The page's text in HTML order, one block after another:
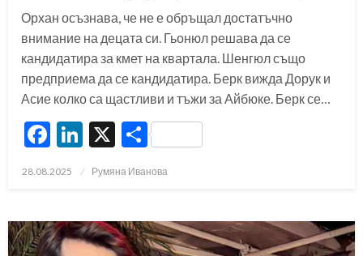
Орхан осъзнава, че не е обръщал достатъчно
внимание на децата си. Гьонюл решава да се
кандидатира за кмет на квартала. Шенгюл също
предприема да се кандидатира. Берк вижда Дорук и
Асие колко са щастливи и тъжи за Айбюке. Берк се…
Facebook
LinkedIn
X Share
Posted
28.08.2025 Румяна Иванова